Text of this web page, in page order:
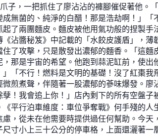
子，一把抓住了廖沾沾的褲腳催促著他。
無菌的、純淨的白醋！那是浩劫啊！」
了兩團麵皮。麵皮被他用氣功般的捏製
沾醬秘笈》中記載的「水餃皮護盾」，
了攻擊，只是散發出濃郁的麵香。「這
那是宇宙的希望。他跑到蒜泥缸前，使
「不行！燃料是文明的基礎！沒了紅棗
煎煮聲，伴隨著一股濃郁的蔘味爆發。
！我會追上你！」店內剩下的所有空盤
平行泊車維度：車位爭奪戰》何手殘的人
，從未在他需要時提供過任何幫助。今
寸小上三十公分的停車格，上面還灑著